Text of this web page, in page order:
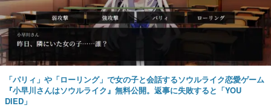
「パリィ」や「ローリング」で女の子と会話するソウルライク恋愛ゲーム
『小早川さんはソウルライク』無料公開。返事に失敗すると「YOU
DIED」